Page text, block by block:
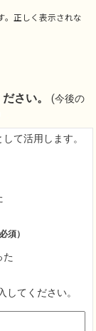
。正しく表示されな